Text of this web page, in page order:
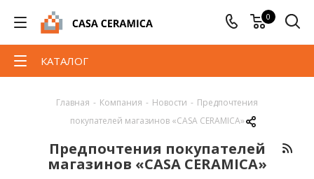
0
КАТАЛОГ
Главная - Компания - Новости - Предпочтения
покупателей магазинов «CASA CERAMICA»
Предпочтения покупателей
магазинов «CASA CERAMICA»